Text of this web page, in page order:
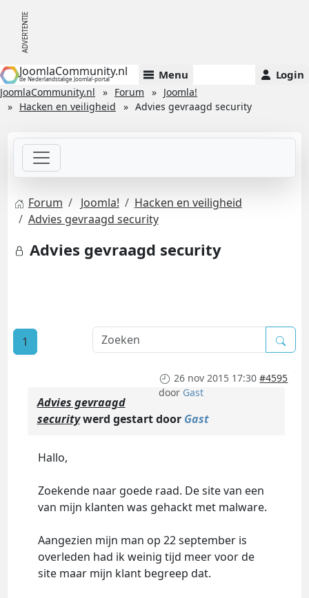
JoomlaCommunity.nl
de Nederlandstalige Joomla!-portal Menu Login
JoomlaCommunity.nl Forum
Joomla!
Hacken en veiligheid
Advies gevraagd security
Forum Joomla!
Hacken en veiligheid
Advies gevraagd security
Advies gevraagd security
1
26 nov 2015 17:30 #4595
door Gast
Advies gevraagd
securitywerd gestart door Gast
Hallo,
Zoekende naar goede raad. De site van een
van mijn klanten was gehackt met malware.
Aangezien mijn man op 22 september is
overleden had ik weinig tijd meer voor de
site maar mijn klant begreep dat.